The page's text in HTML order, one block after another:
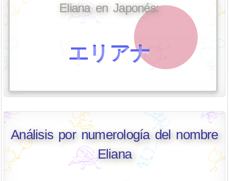
Eliana en Japonés:
エリアナ
Análisis por numerología del nombre
Eliana